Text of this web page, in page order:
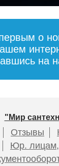
о
на
"Мир
Отзывы
Юр. лицам,